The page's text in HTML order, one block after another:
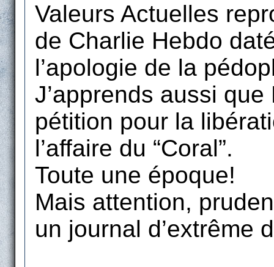
Valeurs Actuelles
de Charlie Hebdo
l’apologie de la
J’apprends aussi
pétition pour la
l’affaire du “Coral”.
Toute une époque!
Mais attention,
un journal d’extrême